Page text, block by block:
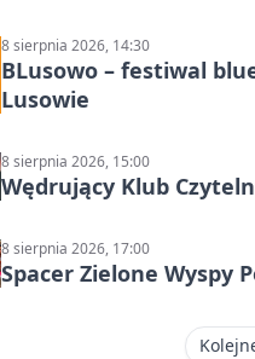
8 sierpnia 2026, 14:30
BLusowo – festiwal
Lusowie
8 sierpnia 2026, 15:00
Wędrujący Klub
8 sierpnia 2026, 17:00
Spacer Zielone Wyspy